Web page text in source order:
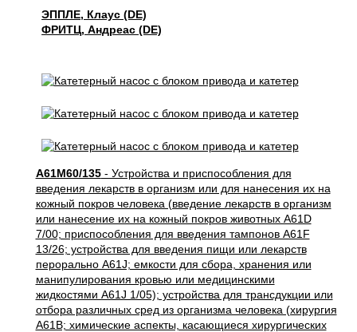
ЭППЛЕ, Клаус (DE)
ФРИТЦ, Андреас (DE)
A61M60/135- Устройства и приспособления для
введения лекарств в организм или для нанесения их на
кожный покров человека (введение лекарств в организм
или нанесение их на кожный покров животных A61D
7/00; приспособления для введения тампонов A61F
13/26; устройства для введения пищи или лекарств
перорально A61J; емкости для сбора, хранения или
манипулирования кровью или медицинскими
жидкостями A61J 1/05); устройства для трансдукции или
отбора различных сред из организма человека (хирургия
A61B; химические аспекты, касающиеся хирургических